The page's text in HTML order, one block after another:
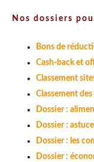
Nos dossiers
Bons de
Cash-back et
Classement
Classement
Dossier :
Dossier :
Dossier : les
Dossier :